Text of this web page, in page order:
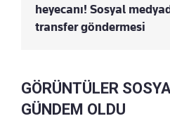
heyecanı! Sosyal
transfer göndermesi
GÖRÜNTÜLER
GÜNDEM OLDU